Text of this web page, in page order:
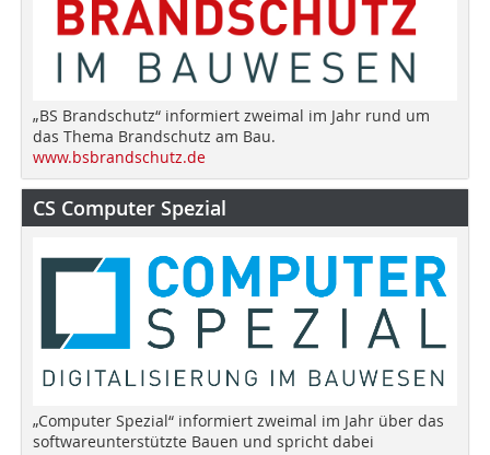
„BS Brandschutz“ informiert zweimal im Jahr rund um
das Thema Brandschutz am Bau.
www.bsbrandschutz.de
CS Computer Spezial
„Computer Spezial“ informiert zweimal im Jahr über das
softwareunterstützte Bauen und spricht dabei